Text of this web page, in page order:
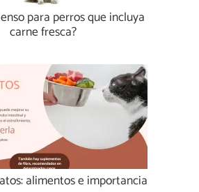
para perros que incluya
carne fresca?
alimentos e importancia